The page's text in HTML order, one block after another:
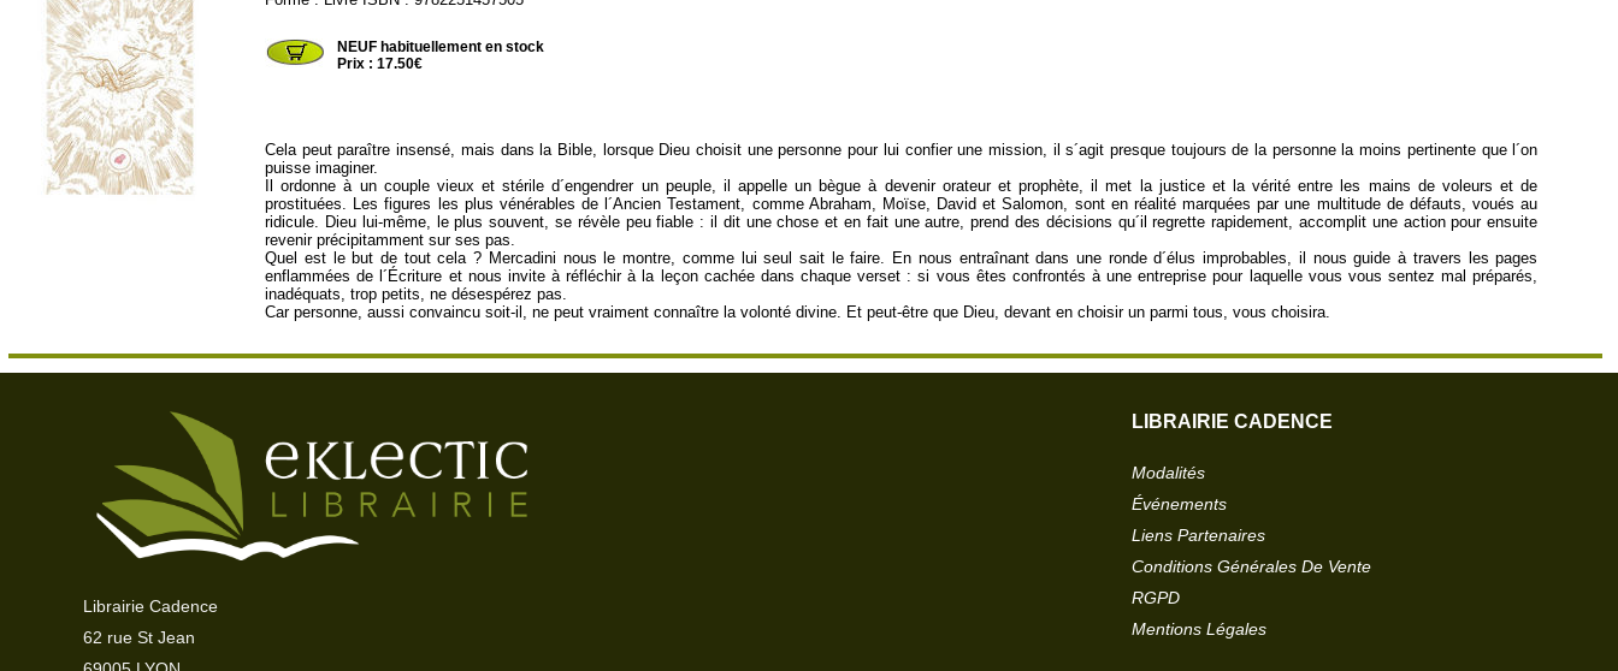
NEUF habituellement en stock
Prix : 17.50€
Cela peut paraître insensé, mais dans la Bible, lorsque Dieu choisit une personne pour lui confier une mission, il s´agit presque toujours de la personne la moins pertinente que l´on
puisse imaginer.
Il ordonne à un couple vieux et stérile d´engendrer un peuple, il appelle un bègue à devenir orateur et prophète, il met la justice et la vérité entre les mains de voleurs et de
prostituées. Les figures les plus vénérables de l´Ancien Testament, comme Abraham, Moïse, David et Salomon, sont en réalité marquées par une multitude de défauts, voués au
ridicule. Dieu lui-même, le plus souvent, se révèle peu fiable : il dit une chose et en fait une autre, prend des décisions qu´il regrette rapidement, accomplit une action pour ensuite
revenir précipitamment sur ses pas.
Quel est le but de tout cela ? Mercadini nous le montre, comme lui seul sait le faire. En nous entraînant dans une ronde d´élus improbables, il nous guide à travers les pages
enflammées de l´Écriture et nous invite à réfléchir à la leçon cachée dans chaque verset : si vous êtes confrontés à une entreprise pour laquelle vous vous sentez mal préparés,
inadéquats, trop petits, ne désespérez pas.
Car personne, aussi convaincu soit-il, ne peut vraiment connaître la volonté divine. Et peut-être que Dieu, devant en choisir un parmi tous, vous choisira.
Librairie Cadence
62 rue St Jean
LIBRAIRIE CADENCE
Modalités
Événements
Liens Partenaires
Conditions Générales De Vente
RGPD
Mentions Légales